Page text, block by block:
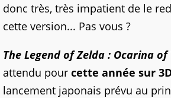
donc très, très impatient de le
cette version... Pas vous ?
The Legend of Zelda : Ocarina of
attendu pour cette année sur
lancement japonais prévu au